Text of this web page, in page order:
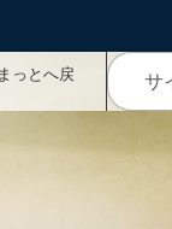
っとへ戻